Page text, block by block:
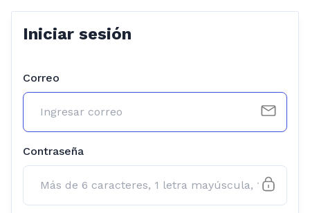
Iniciar sesión
Correo
Contraseña